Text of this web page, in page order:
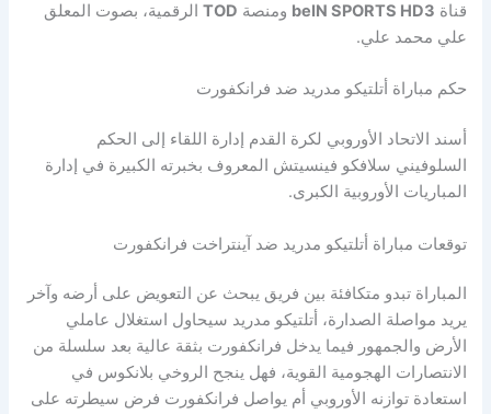
قناة beIN SPORTS HD3 ومنصة TOD الرقمية، بصوت المعلق
علي محمد علي.
حكم مباراة أتلتيكو مدريد ضد فرانكفورت
أسند الاتحاد الأوروبي لكرة القدم إدارة اللقاء إلى الحكم
السلوفيني سلافكو فينسيتش المعروف بخبرته الكبيرة في إدارة
المباريات الأوروبية الكبرى.
توقعات مباراة أتلتيكو مدريد ضد آينتراخت فرانكفورت
المباراة تبدو متكافئة بين فريق يبحث عن التعويض على أرضه وآخر
يريد مواصلة الصدارة، أتلتيكو مدريد سيحاول استغلال عاملي
الأرض والجمهور فيما يدخل فرانكفورت بثقة عالية بعد سلسلة من
الانتصارات الهجومية القوية، فهل ينجح الروخي بلانكوس في
استعادة توازنه الأوروبي أم يواصل فرانكفورت فرض سيطرته على